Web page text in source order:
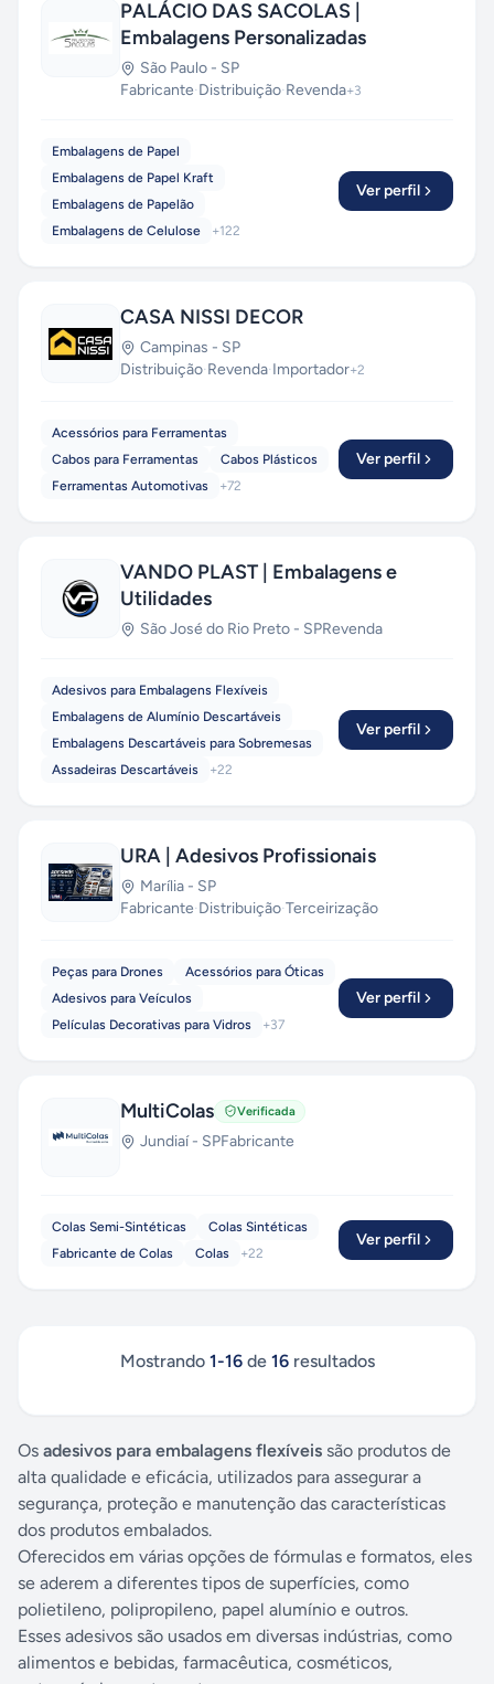
PALÁCIO DAS SACOLAS |
Embalagens Personalizadas
São Paulo - SP
Fabricante·Distribuição·Revenda+3
Embalagens de Papel
Embalagens de Papel Kraft
Embalagens de Papelão
Embalagens de Celulose
+122
Ver perfil
CASA NISSI DECOR
Campinas - SP
Distribuição·Revenda·Importador+2
Acessórios para Ferramentas
Cabos para Ferramentas
Cabos Plásticos
Ferramentas Automotivas
+72
Ver perfil
VANDO PLAST | Embalagens e
Utilidades
São José do Rio Preto - SPRevenda
Adesivos para Embalagens Flexíveis
Embalagens de Alumínio Descartáveis
Embalagens Descartáveis para Sobremesas
Assadeiras Descartáveis
+22
Ver perfil
URA | Adesivos Profissionais
Marília - SP
Fabricante·Distribuição·Terceirização
Peças para Drones
Acessórios para Óticas
Adesivos para Veículos
Películas Decorativas para Vidros
+37
Ver perfil
MultiColas Verificada
Jundiaí- SPFabricante
Colas Semi-Sintéticas
Colas Sintéticas
Fabricante de Colas
Colas +22
Ver perfil
Mostrando 1-16de 16resultados
Os adesivos para embalagens flexíveis são produtos de
alta qualidade e eficácia, utilizados para assegurar a
segurança, proteção e manutenção das características
dos produtos embalados.
Oferecidos em várias opções de fórmulas e formatos, eles
se aderem a diferentes tipos de superfícies, como
polietileno, polipropileno, papel alumínio e outros.
Esses adesivos são usados em diversas indústrias, como
alimentos e bebidas, farmacêutica, cosméticos,